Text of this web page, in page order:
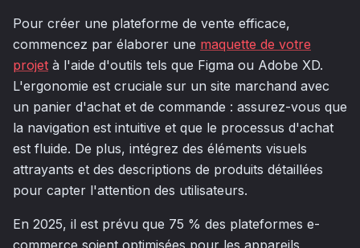
Pour créer une plateforme de vente efficace,
commencez par élaborer une maquette de votre
projet à l'aide d'outils tels que Figma ou Adobe XD.
L'ergonomie est cruciale sur un site marchand avec
un panier d'achat et de commande : assurez-vous que
la navigation est intuitive et que le processus d'achat
est fluide. De plus, intégrez des éléments visuels
attrayants et des descriptions de produits détaillées
pour capter l'attention des utilisateurs.
En 2025, il est prévu que 75 % des plateformes e-